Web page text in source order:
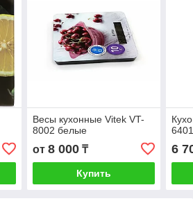
Весы кухонные Vitek VT-
8002 белые
от 8 000₸
Купить
6